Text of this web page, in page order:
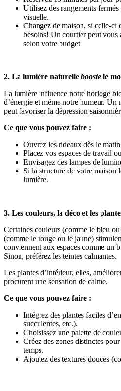
Utilisez des rangements
visuelle.
Changez de maison, si celle-ci
besoins! Un courtier peut vous
selon votre budget.
2. La lumière naturelle booste le
La lumière influence notre horloge
d’énergie et même notre humeur. Un
peut favoriser la dépression
Ce que vous pouvez faire :
Ouvrez les rideaux dès le matin.
Placez vos espaces de travail
Envisagez des lampes de
Si la structure de votre maison
lumière.
3. Les couleurs, la déco et les
Certaines couleurs (comme le bleu
(comme le rouge ou le jaune)
conviennent aux espaces comme un
Sinon, préférez les teintes calmantes.
Les plantes d’intérieur, elles,
procurent une sensation de calme.
Ce que vous pouvez faire :
Intégrez des plantes faciles
succulentes, etc.).
Choisissez une palette de
Créez des zones distinctes
temps.
Ajoutez des textures douces